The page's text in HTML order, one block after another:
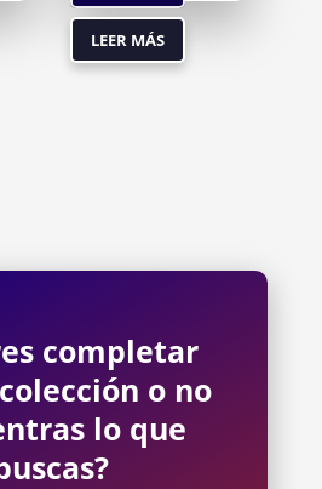
LEER MÁS
completar
o no
lo que